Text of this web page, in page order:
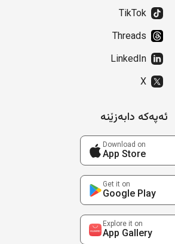
TikTok
Threads
LinkedIn
X
ئەپەکە دابەزێنە
Download on
App Store
Get it on
Google Play
Explore it on
App Gallery